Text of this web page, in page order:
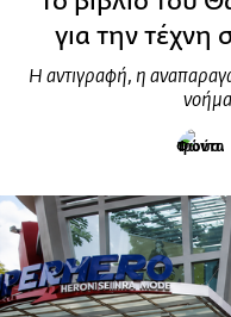
για την τέχνη
Η αντιγραφή, η